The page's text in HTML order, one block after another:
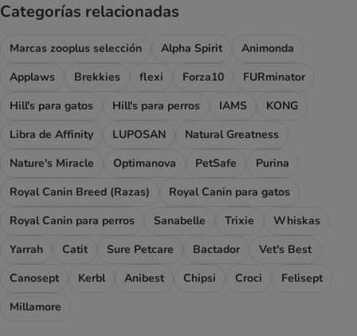
Categorías relacionadas
Marcas zooplus selección Alpha Spirit
Animonda
Applaws
Brekkies flexi Forza10
FURminator
Hill's para gatos
Hill's para perros IAMS
KONG
Libra de Affinity
LUPOSAN
Natural Greatness
Nature's Miracle
Optimanova PetSafe
Purina
Royal Canin Breed (Razas)
Royal Canin para gatos
Royal Canin para perros
Sanabelle Trixie
Whiskas
Yarrah
Catit Sure Petcare Bactador
Vet's Best
Canosept
Kerbl Anibest Chipsi Croci
Felisept
Millamore